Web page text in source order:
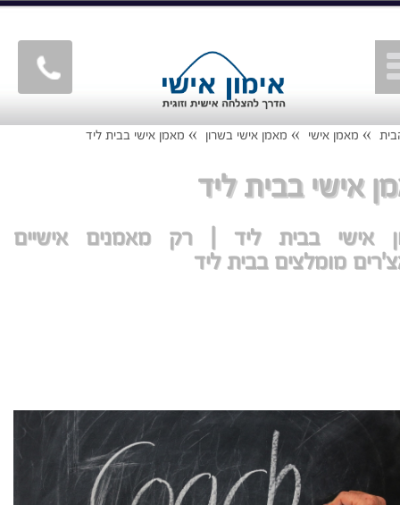
» מאמן אישי » מאמן אישי בשרון » מאמן אישי בבית ליד
אישי בבית ליד
אישי בבית ליד | רק מאמנים אישיים
מומלצים בבית ליד